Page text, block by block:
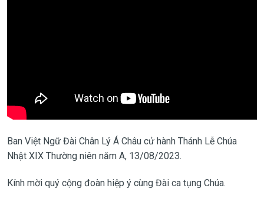
Ban Việt Ngữ Đài Chân Lý Á Châu cử hành Thánh Lễ Chúa
Nhật XIX Thường niên năm A, 13/08/2023.
Kính mời quý cộng đoàn hiệp ý cùng Đài ca tụng Chúa.